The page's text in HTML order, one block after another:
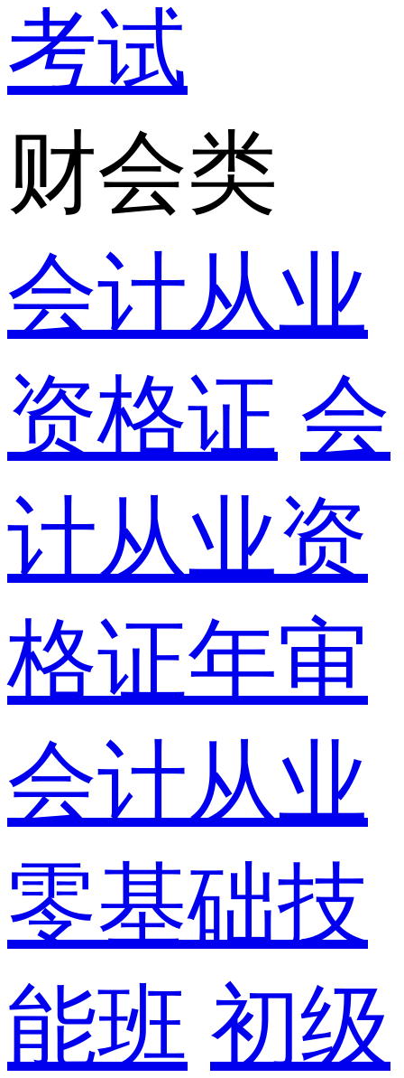
考试
财会类
会计从业
资格证 会
计从业资
格证年审
会计从业
零基础技
能班 初级